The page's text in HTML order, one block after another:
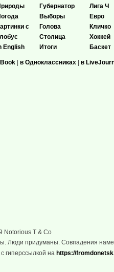
с
English
Губернатор
Выборы
Голова
Столица
Итоги
Лига Ч
Евро
Кличко
Хоккей
Баскет
| в Одноклассниках | в
Notorious T & Co
Люди придуманы. Совпадения
гиперссылкой на https://